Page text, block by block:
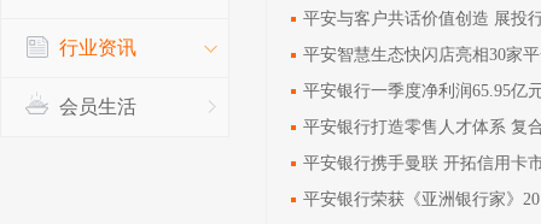
行业资讯
会员生活
平安与客户共话价值创造 展投
平安智慧生态快闪店亮相30家
平安银行一季度净利润65.95亿
平安银行打造零售人才体系 复
平安银行携手曼联 开拓信用卡
平安银行荣获《亚洲银行家》